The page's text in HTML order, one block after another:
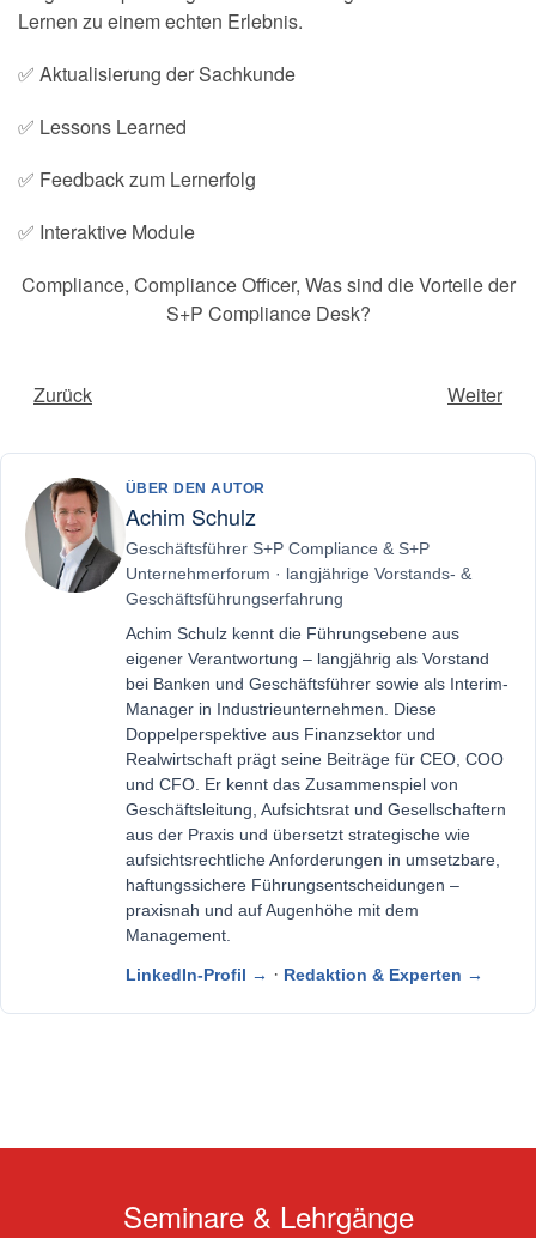
Lernen zu einem echten Erlebnis.
✅ Aktualisierung der Sachkunde
✅ Lessons Learned
✅ Feedback zum Lernerfolg
✅ Interaktive Module
Compliance, Compliance Officer, Was sind die Vorteile der
S+P Compliance Desk?
Zurück Weiter
ÜBER DEN AUTOR
Achim Schulz
Geschäftsführer S+P Compliance & S+P
Unternehmerforum · langjährige Vorstands- &
Geschäftsführungserfahrung
Achim Schulz kennt die Führungsebene aus
eigener Verantwortung – langjährig als Vorstand
bei Banken und Geschäftsführer sowie als Interim-
Manager in Industrieunternehmen. Diese
Doppelperspektive aus Finanzsektor und
Realwirtschaft prägt seine Beiträge für CEO, COO
und CFO. Er kennt das Zusammenspiel von
Geschäftsleitung, Aufsichtsrat und Gesellschaftern
aus der Praxis und übersetzt strategische wie
aufsichtsrechtliche Anforderungen in umsetzbare,
haftungssichere Führungsentscheidungen –
praxisnah und auf Augenhöhe mit dem
Management.
LinkedIn-Profil → · Redaktion & Experten →
Seminare & Lehrgänge